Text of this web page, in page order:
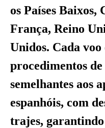
os Países Baixos,
França, Reino
Unidos. Cada
procedimentos de
semelhantes aos
espanhóis, com
trajes,